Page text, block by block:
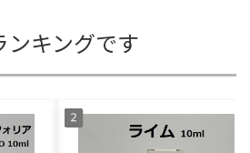
キングです